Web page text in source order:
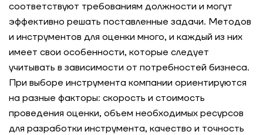
соответствуют требованиям должности и могут
эффективно решать поставленные задачи. Методов
и инструментов для оценки много, и каждый из них
имеет свои особенности, которые следует
учитывать в зависимости от потребностей бизнеса.
При выборе инструмента компании ориентируются
на разные факторы: скорость и стоимость
проведения оценки, объем необходимых ресурсов
для разработки инструмента, качество и точность